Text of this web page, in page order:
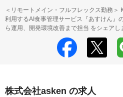
＜リモートメイン・フルフレックス勤務
利用するAI食事管理サービス『あすけん』
ら運用、開発環境改善まで担当 をシェアし
株式会社asken の求人